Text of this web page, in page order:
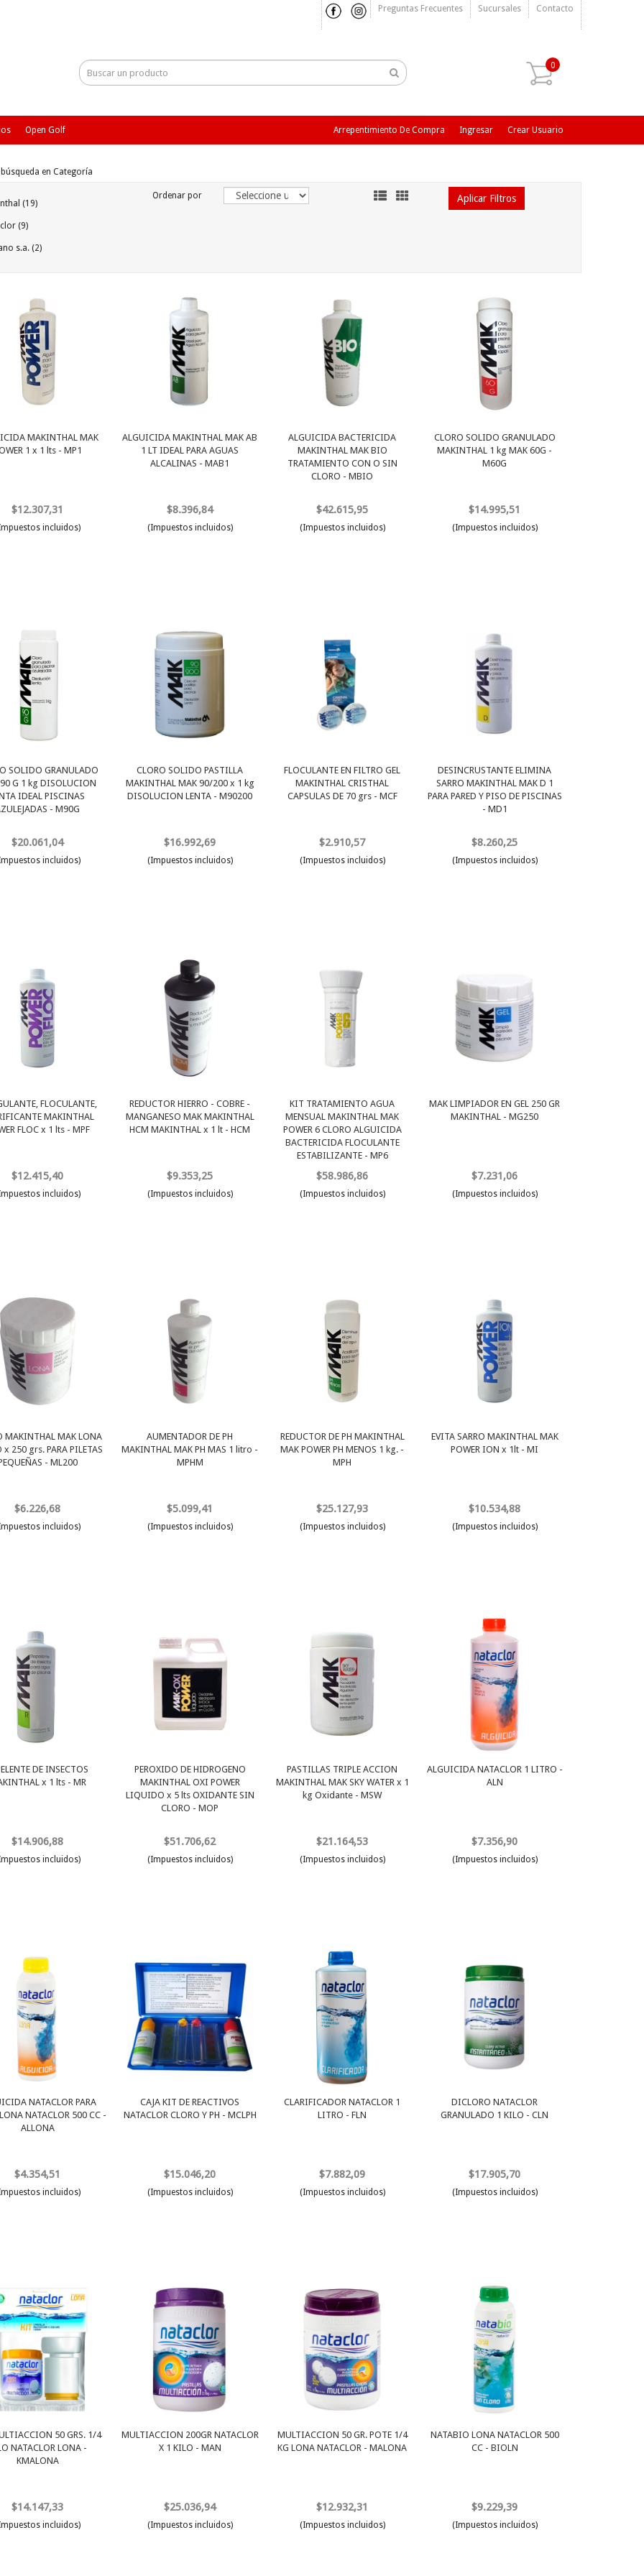
Preguntas Frecuentes Sucursales Contacto
0
Open Golf Crear Usuario
Ingresar
Arrepentimiento De Compra
en Categoría
(19)
(9)
s.a. (2)
Ordenar por
MAKINTHAL MAK
1 x 1 lts - MP1
$12.307,31
incluidos)
ALGUICIDA MAKINTHAL MAK AB
1 LT IDEAL PARA AGUAS
ALCALINAS - MAB1
$8.396,84
(Impuestos incluidos)
ALGUICIDA BACTERICIDA
MAKINTHAL MAK BIO
TRATAMIENTO CON O SIN
CLORO - MBIO
$42.615,95
(Impuestos incluidos)
CLORO SOLIDO GRANULADO
MAKINTHAL 1 kg MAK 60G -
M60G
$14.995,51
(Impuestos incluidos)
SOLIDO GRANULADO
G 1 kg DISOLUCION
IDEAL PISCINAS
- M90G
$20.061,04
incluidos)
CLORO SOLIDO PASTILLA
MAKINTHAL MAK 90/200 x 1 kg
DISOLUCION LENTA - M90200
$16.992,69
(Impuestos incluidos)
FLOCULANTE EN FILTRO GEL
MAKINTHAL CRISTHAL
CAPSULAS DE 70 grs - MCF
$2.910,57
(Impuestos incluidos)
DESINCRUSTANTE ELIMINA
SARRO MAKINTHAL MAK D 1
PARA PARED Y PISO DE PISCINAS
- MD1
$8.260,25
(Impuestos incluidos)
FLOCULANTE,
MAKINTHAL
FLOC x 1 lts - MPF
$12.415,40
incluidos)
REDUCTOR HIERRO - COBRE -
MANGANESO MAK MAKINTHAL
HCM MAKINTHAL x 1 lt - HCM
$9.353,25
(Impuestos incluidos)
KIT TRATAMIENTO AGUA
MENSUAL MAKINTHAL MAK
POWER 6 CLORO ALGUICIDA
BACTERICIDA FLOCULANTE
ESTABILIZANTE - MP6
$58.986,86
(Impuestos incluidos)
MAK LIMPIADOR EN GEL 250 GR
MAKINTHAL - MG250
$7.231,06
(Impuestos incluidos)
MAKINTHAL MAK LONA
x 250 grs. PARA PILETAS
- ML200
$6.226,68
incluidos)
AUMENTADOR DE PH
MAKINTHAL MAK PH MAS 1 litro -
MPHM
$5.099,41
(Impuestos incluidos)
REDUCTOR DE PH MAKINTHAL
MAK POWER PH MENOS 1 kg. -
MPH
$25.127,93
(Impuestos incluidos)
EVITA SARRO MAKINTHAL MAK
POWER ION x 1lt - MI
$10.534,88
(Impuestos incluidos)
DE INSECTOS
x 1 lts - MR
$14.906,88
incluidos)
PEROXIDO DE HIDROGENO
MAKINTHAL OXI POWER
LIQUIDO x 5 lts OXIDANTE SIN
CLORO - MOP
$51.706,62
(Impuestos incluidos)
PASTILLAS TRIPLE ACCION
MAKINTHAL MAK SKY WATER x 1
kg Oxidante - MSW
$21.164,53
(Impuestos incluidos)
ALGUICIDA NATACLOR 1 LITRO -
ALN
$7.356,90
(Impuestos incluidos)
NATACLOR PARA
NATACLOR 500 CC -
ALLONA
$4.354,51
incluidos)
CAJA KIT DE REACTIVOS
NATACLOR CLORO Y PH - MCLPH
$15.046,20
(Impuestos incluidos)
CLARIFICADOR NATACLOR 1
LITRO - FLN
$7.882,09
(Impuestos incluidos)
DICLORO NATACLOR
GRANULADO 1 KILO - CLN
$17.905,70
(Impuestos incluidos)
50 GRS. 1/4
NATACLOR LONA -
KMALONA
$14.147,33
incluidos)
MULTIACCION 200GR NATACLOR
X 1 KILO - MAN
$25.036,94
(Impuestos incluidos)
MULTIACCION 50 GR. POTE 1/4
KG LONA NATACLOR - MALONA
$12.932,31
(Impuestos incluidos)
NATABIO LONA NATACLOR 500
CC - BIOLN
$9.229,39
(Impuestos incluidos)